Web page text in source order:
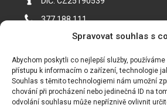
Spravovat souhlas s
Abychom poskytli co nejlepší služby,
přístupu k informacím o zařízení, technologie
Souhlas s těmito technologiemi nám umožní
chování při procházení nebo jedinečná ID na
odvolání souhlasu může nepříznivě ovlivnit
377 188 111